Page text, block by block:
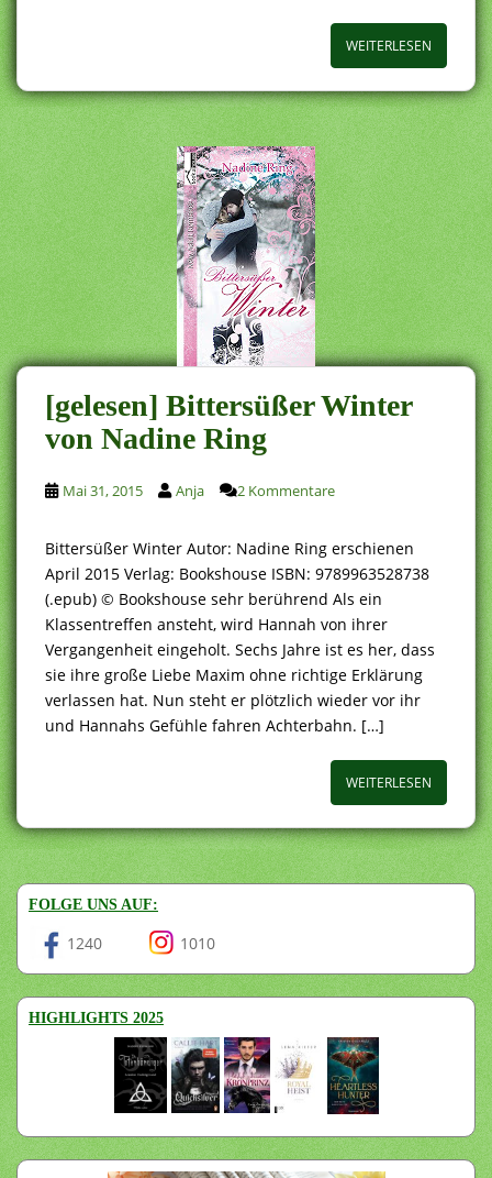
WEITERLESEN
[gelesen] Bittersüßer Winter
von Nadine Ring
Mai 31, 2015 Anja 2 Kommentare
Bittersüßer Winter Autor: Nadine Ring erschienen
April 2015 Verlag: Bookshouse ISBN: 9789963528738
(.epub) © Bookshouse sehr berührend Als ein
Klassentreffen ansteht, wird Hannah von ihrer
Vergangenheit eingeholt. Sechs Jahre ist es her, dass
sie ihre große Liebe Maxim ohne richtige Erklärung
verlassen hat. Nun steht er plötzlich wieder vor ihr
und Hannahs Gefühle fahren Achterbahn. […]
WEITERLESEN
FOLGE UNS AUF:
1240 1010
HIGHLIGHTS 2025